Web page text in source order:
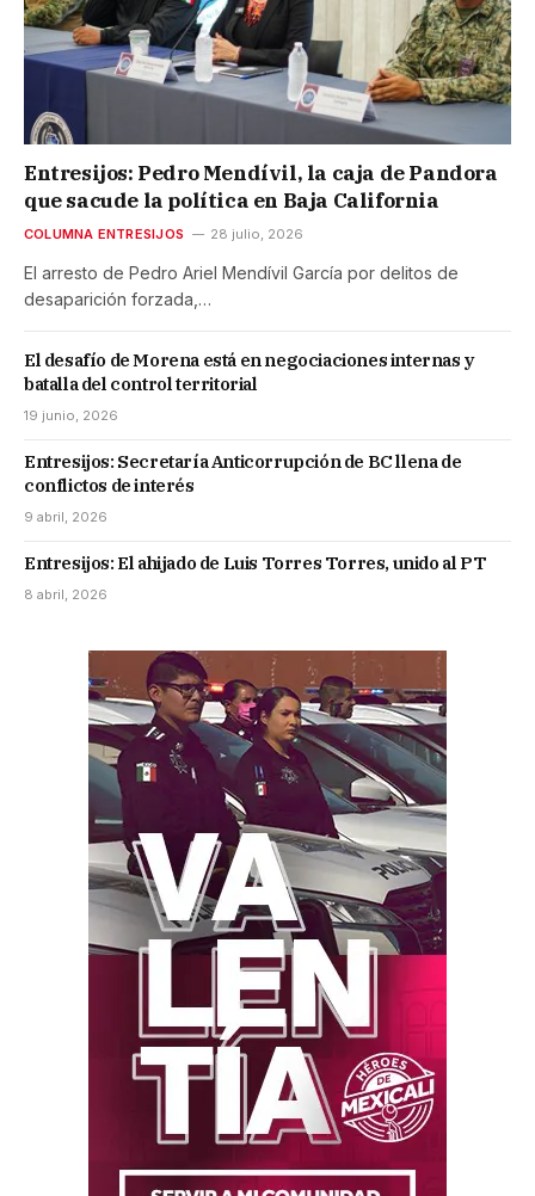
Entresijos: Pedro Mendívil, la caja de Pandora
que sacude la política en Baja California
COLUMNA ENTRESIJOS 28 julio, 2026
El arresto de Pedro Ariel Mendívil García por delitos de
desaparición forzada,…
El desafío de Morena está en negociaciones internas y
batalla del control territorial
19 junio, 2026
Entresijos: Secretaría Anticorrupción de BC llena de
conflictos de interés
9 abril, 2026
Entresijos: El ahijado de Luis Torres Torres, unido al PT
8 abril, 2026